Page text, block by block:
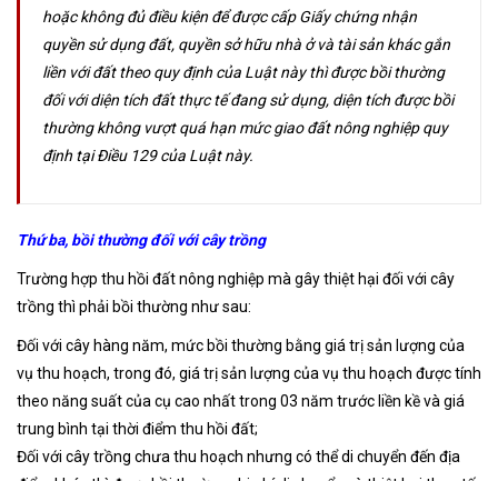
hoặc không đủ điều kiện để được cấp Giấy chứng nhận
quyền sử dụng đất, quyền sở hữu nhà ở và tài sản khác gắn
liền với đất theo quy định của Luật này thì được bồi thường
đối với diện tích đất thực tế đang sử dụng, diện tích được bồi
thường không vượt quá hạn mức giao đất nông nghiệp quy
định tại Điều 129 của Luật này.
Thứ ba, bồi thường đối với cây trồng
Trường hợp thu hồi đất nông nghiệp mà gây thiệt hại đối với cây
trồng thì phải bồi thường như sau:
Đối với cây hàng năm, mức bồi thường bằng giá trị sản lượng của
vụ thu hoạch, trong đó, giá trị sản lượng của vụ thu hoạch được tính
theo năng suất của cụ cao nhất trong 03 năm trước liền kề và giá
trung bình tại thời điểm thu hồi đất;
Đối với cây trồng chưa thu hoạch nhưng có thể di chuyển đến địa